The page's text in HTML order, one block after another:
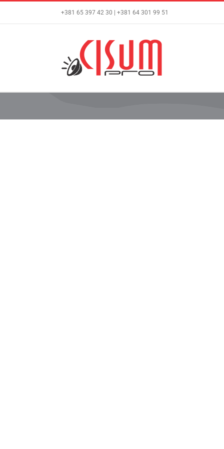
content
+381 65 397 42 30 | +381 64 301 99 51